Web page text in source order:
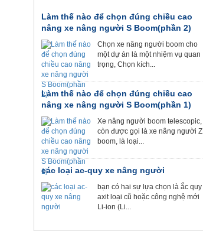
Làm thế nào để chọn đúng chiều cao
nâng xe nâng người S Boom(phần 2)
Chọn xe nâng người boom cho
một dự án là một nhiệm vụ quan
trọng, Chọn kích...
Làm thế nào để chọn đúng chiều cao
nâng xe nâng người S Boom(phần 1)
Xe nâng người boom telescopic,
còn được gọi là xe nâng người Z
boom, là loại...
các loại ac-quy xe nâng người
bạn có hai sự lựa chọn là ắc quy
axit loại cũ hoặc công nghệ mới
Li-ion (Li...